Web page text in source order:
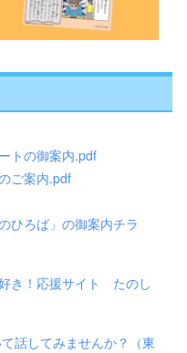
トの御案内.pdf
ご案内.pdf
ひろば」の御案内チラ
き！応援サイト たのし
話してみませんか？（東